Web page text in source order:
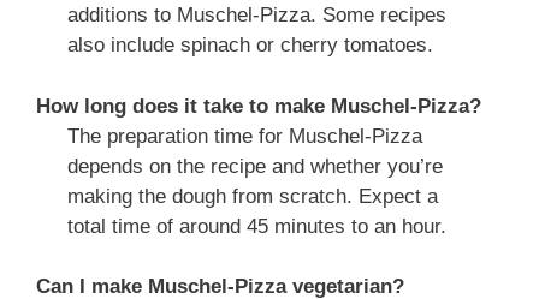
additions to Muschel-Pizza. Some recipes
also include spinach or cherry tomatoes.
How long does it take to make Muschel-Pizza?
The preparation time for Muschel-Pizza
depends on the recipe and whether you’re
making the dough from scratch. Expect a
total time of around 45 minutes to an hour.
Can I make Muschel-Pizza vegetarian?